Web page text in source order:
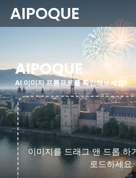
Skip
content
AIPOQUE
AIPOQUE
AI 이미지 프롬프트를 확인해보세요!
이미지를 드래그 앤 드롭 하
로드하세요.